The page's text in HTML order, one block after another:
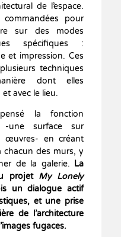
de l’espace.
pour
sur des modes
spécifiques :
et impression. Ces
techniques
dont elles
avec le lieu.
la fonction
-une surface sur
œuvres- en créant
des murs, y
de la galerie. La
projet My Lonely
un dialogue actif
et une prise
de l’architecture
fugaces.